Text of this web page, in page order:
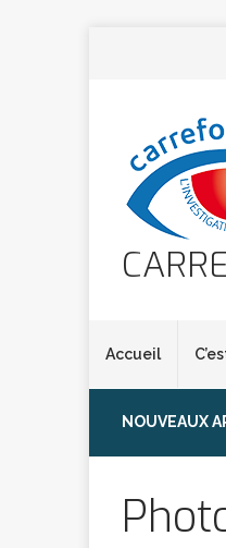
Accueil
NOUVEAUX